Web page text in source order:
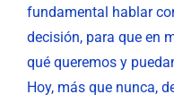
fundamental hablar
decisión, para que en
qué queremos y
Hoy, más que nunca,